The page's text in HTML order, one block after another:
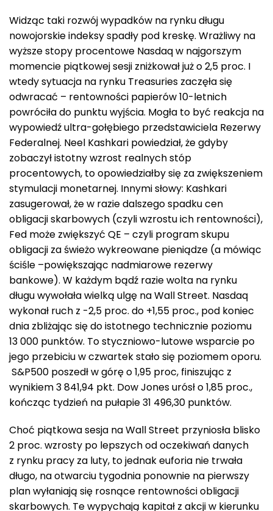
Widząc taki rozwój wypadków na rynku długu
nowojorskie indeksy spadły pod kreskę. Wrażliwy na
wyższe stopy procentowe Nasdaq w najgorszym
momencie piątkowej sesji zniżkował już o 2,5 proc. I
wtedy sytuacja na rynku Treasuries zaczęła się
odwracać – rentowności papierów 10-letnich
powróciła do punktu wyjścia. Mogła to być reakcja na
wypowiedź ultra-gołębiego przedstawiciela Rezerwy
Federalnej. Neel Kashkari powiedział, że gdyby
zobaczył istotny wzrost realnych stóp
procentowych, to opowiedziałby się za zwiększeniem
stymulacji monetarnej. Innymi słowy: Kashkari
zasugerował, że w razie dalszego spadku cen
obligacji skarbowych (czyli wzrostu ich rentowności),
Fed może zwiększyć QE – czyli program skupu
obligacji za świeżo wykreowane pieniądze (a mówiąc
ściśle –powiększając nadmiarowe rezerwy
bankowe). W każdym bądź razie wolta na rynku
długu wywołała wielką ulgę na Wall Street. Nasdaq
wykonał ruch z -2,5 proc. do +1,55 proc., pod koniec
dnia zbliżając się do istotnego technicznie poziomu
13 000 punktów. To styczniowo-lutowe wsparcie po
jego przebiciu w czwartek stało się poziomem oporu.
S&P500 poszedł w górę o 1,95 proc, finiszując z
wynikiem 3 841,94 pkt. Dow Jones urósł o 1,85 proc.,
kończąc tydzień na pułapie 31 496,30 punktów.
Choć piątkowa sesja na Wall Street przyniosła blisko
2 proc. wzrosty po lepszych od oczekiwań danych
z rynku pracy za luty, to jednak euforia nie trwała
długo, na otwarciu tygodnia ponownie na pierwszy
plan wyłaniają się rosnące rentowności obligacji
skarbowych. Te wypychają kapitał z akcji w kierunku